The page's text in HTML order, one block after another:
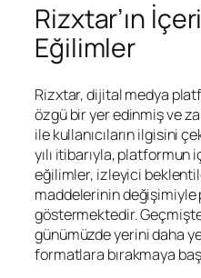
Rizxtar’ın
Eğilimler
Rizxtar, dijital medya
özgü bir yer edinmiş ve
ile kullanıcıların ilgisini
yılı itibarıyla,
eğilimler, izleyici
maddelerinin değişimiyle
göstermektedir.
günümüzde yerini daha
formatlara bırakmaya